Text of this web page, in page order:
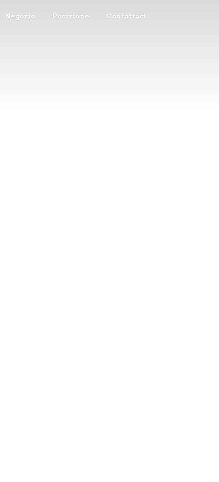
Negozio Posizione Contattaci